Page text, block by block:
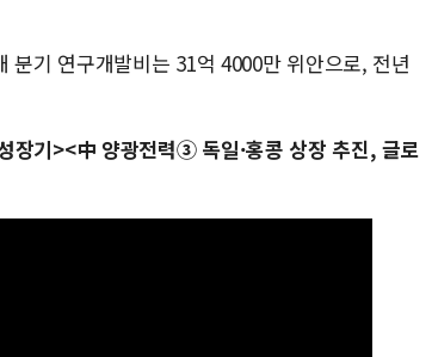
기 연구개발비는 31억 4000만 위안으로, 전년
기><中 양광전력③ 독일·홍콩 상장 추진, 글로